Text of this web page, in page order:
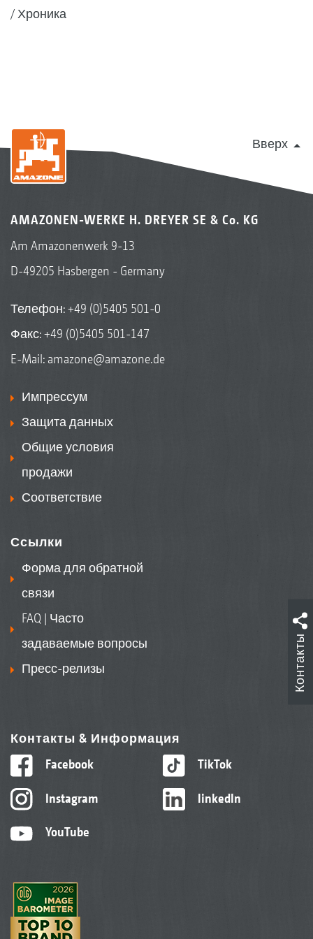
Хроника
Вверх
AMAZONEN-WERKE H. DREYER SE & Co. KG
Am Amazonenwerk 9-13
D-49205 Hasbergen - Germany
Телефон:+49 (0)5405 501-0
Факс: +49 (0)5405 501-147
E-Mail: amazone@amazone.de
Импрессум
Защита данных
Общие условия
продажи
Соответствие
Ссылки
Форма для обратной
связи
FAQ | Часто
задаваемые вопросы
Пресс-релизы
Контакты & Информация
Facebook
Instagram
YouTube
TikTok
linkedIn
Контакты